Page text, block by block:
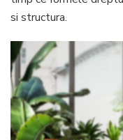
si structura.